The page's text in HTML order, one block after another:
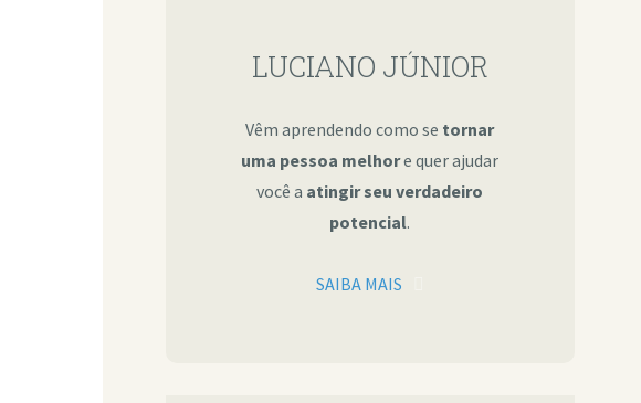
LUCIANO JÚNIOR
Vêm aprendendo como se tornar
uma pessoa melhore quer ajudar
você a atingir seu verdadeiro
potencial.
SAIBA MAIS